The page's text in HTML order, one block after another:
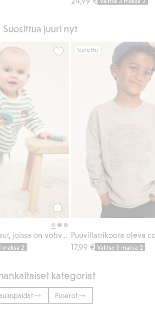
Suosittua juuri nyt
Lisää suosikkeihin
Osta
Vauvojen housut, joissa on vohvelipinta
maksa 2
Vauvojen housut, joissa on
Suosittu
17,99 € Valitse 3 maksa 2
kategoriat
Puserot